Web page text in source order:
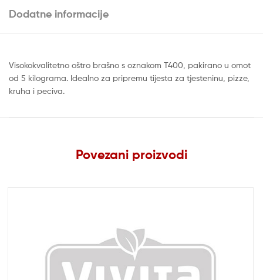
Dodatne informacije
Visokokvalitetno oštro brašno s oznakom T400, pakirano u omot
od 5 kilograma. Idealno za pripremu tijesta za tjesteninu, pizze,
kruha i peciva.
Povezani proizvodi